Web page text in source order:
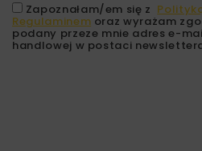
Zapoznałam/em się z
Regulaminem oraz wyrażam
podany przeze mnie adres e-
handlowej w postaci